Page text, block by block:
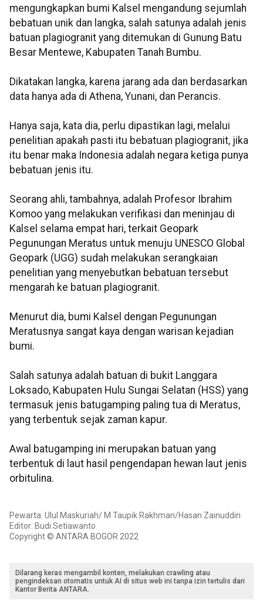
mengungkapkan bumi Kalsel mengandung sejumlah
bebatuan unik dan langka, salah satunya adalah jenis
batuan plagiogranit yang ditemukan di Gunung Batu
Besar Mentewe, Kabupaten Tanah Bumbu.
Dikatakan langka, karena jarang ada dan berdasarkan
data hanya ada di Athena, Yunani, dan Perancis.
Hanya saja, kata dia, perlu dipastikan lagi, melalui
penelitian apakah pasti itu bebatuan plagiogranit, jika
itu benar maka Indonesia adalah negara ketiga punya
bebatuan jenis itu.
Seorang ahli, tambahnya, adalah Profesor Ibrahim
Komoo yang melakukan verifikasi dan meninjau di
Kalsel selama empat hari, terkait Geopark
Pegunungan Meratus untuk menuju UNESCO Global
Geopark (UGG) sudah melakukan serangkaian
penelitian yang menyebutkan bebatuan tersebut
mengarah ke batuan plagiogranit.
Menurut dia, bumi Kalsel dengan Pegunungan
Meratusnya sangat kaya dengan warisan kejadian
bumi.
Salah satunya adalah batuan di bukit Langgara
Loksado, Kabupaten Hulu Sungai Selatan (HSS) yang
termasuk jenis batugamping paling tua di Meratus,
yang terbentuk sejak zaman kapur.
Awal batugamping ini merupakan batuan yang
terbentuk di laut hasil pengendapan hewan laut jenis
orbitulina.
Pewarta: Ulul Maskuriah/ M Taupik Rakhman/Hasan Zainuddin
Editor: Budi Setiawanto
Copyright © ANTARA BOGOR 2022
Dilarang keras mengambil konten, melakukan crawling atau
pengindeksan otomatis untuk AI di situs web ini tanpa izin tertulis dari
Kantor Berita ANTARA.